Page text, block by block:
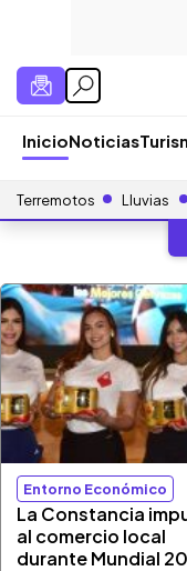
InicioNoticias
Terremotos Lluvias
Entorno Económico
La Constancia
al comercio local
durante Mundial